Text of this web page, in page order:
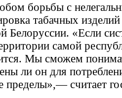
борьбы с
табачных
Белоруссии. «Если
самой
Мы сможем
ли он для
пределы»,— считает